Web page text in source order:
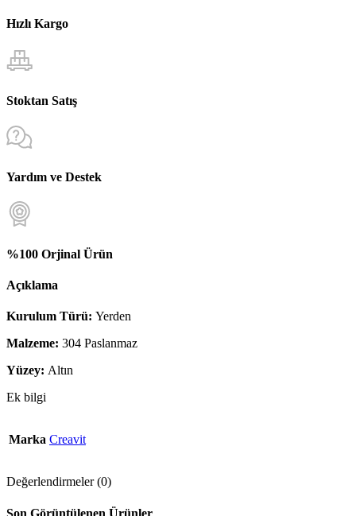
Hızlı Kargo
Stoktan Satış
Yardım ve Destek
%100 Orjinal Ürün
Açıklama
Kurulum Türü: Yerden
Malzeme: 304 Paslanmaz
Yüzey: Altın
Ek bilgi
Marka Creavit
Değerlendirmeler (0)
Son Görüntülenen Ürünler